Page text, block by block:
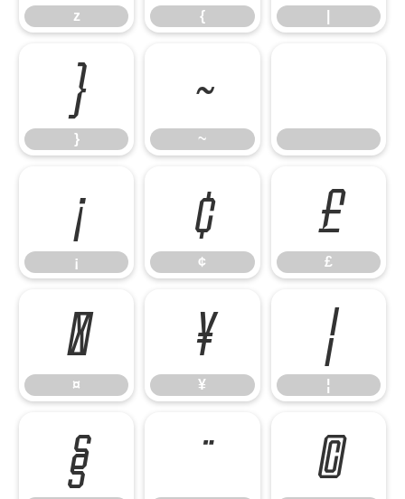
z {
}
}
~
~
¡
¡
¢
¢
£
£
¤
¤
¥
¥
¦
¦
§ ¨ ©